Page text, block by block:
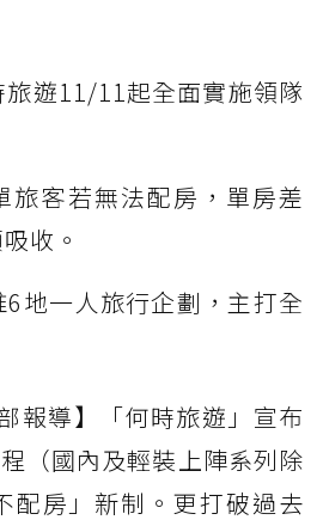
旅遊11/11起全面實施領隊
旅客若無法配房，單房差
收。
6地一人旅行企劃，主打全
報導】「何時旅遊」宣布
（國內及輕裝上陣系列除
配房」新制。更打破過去